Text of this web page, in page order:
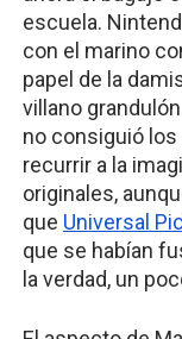
escuela.
con el marino
papel de la
villano
no consiguió
recurrir a la
originales,
que Universal
que se habían
la verdad, un